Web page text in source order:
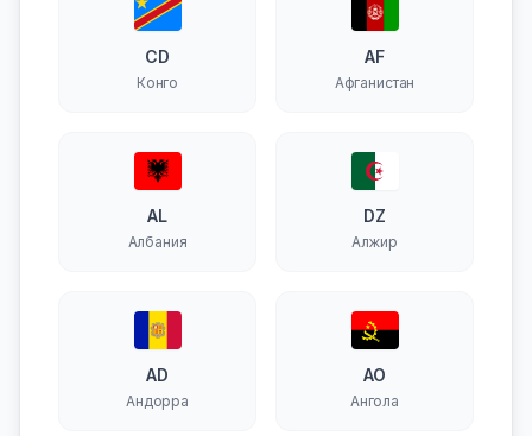
CD
Конго
AF
Афганистан
AL
Албания
DZ
Алжир
AD
Андорра
AO
Ангола